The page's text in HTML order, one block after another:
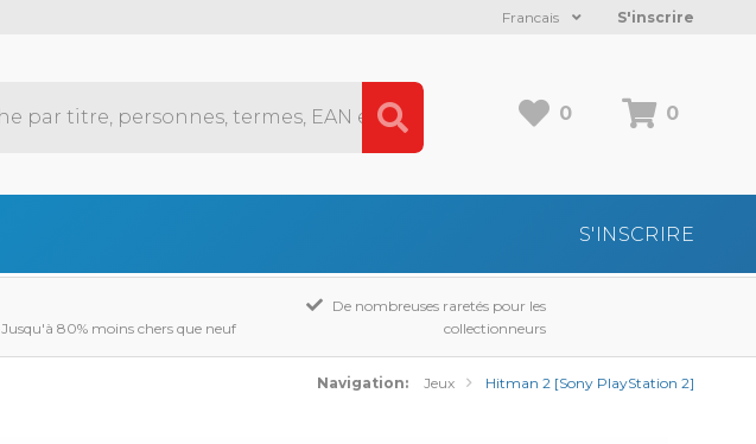
S'inscrire
Francais
0 0
S'INSCRIRE
Jusqu'à 80% moins chers que neuf
De nombreuses raretés pour les
collectionneurs
Navigation: Jeux Hitman 2 [Sony PlayStation 2]